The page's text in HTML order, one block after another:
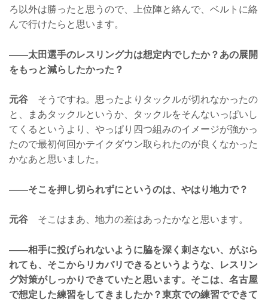
ろ以外は勝ったと思うので、上位陣と絡んで、ベルトに絡
んで行けたらと思います。
——太田選手のレスリング力は想定内でしたか？あの展開
をもっと減らしたかった？
元谷 そうですね。思ったよりタックルが切れなかったの
と、まあタックルというか、タックルをそんないっぱいし
てくるというより、やっぱり四つ組みのイメージが強かっ
たので最初何回かテイクダウン取られたのが良くなかった
かなあと思いました。
——そこを押し切られずにというのは、やはり地力で？
元谷 そこはまあ、地力の差はあったかなと思います。
——相手に投げられないように脇を深く刺さない、がぶら
れても、そこからリカバリできるというような、レスリン
グ対策がしっかりできていたと思います。そこは、名古屋
で想定した練習をしてきましたか？東京での練習でできて